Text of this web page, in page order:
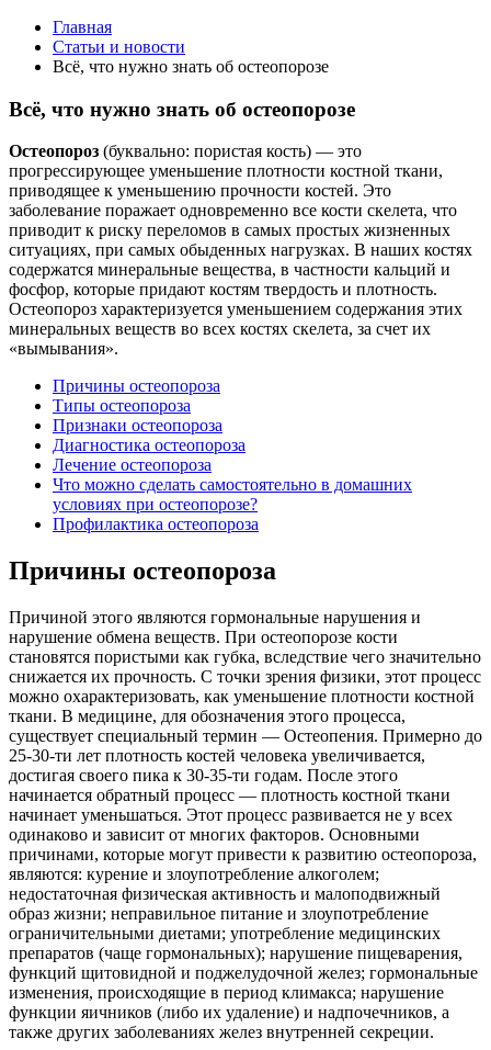
Главная
Статьи и новости
Всё, что нужно знать об остеопорозе
Всё, что нужно знать об остеопорозе
Остеопороз (буквально: пористая кость) — это
прогрессирующее уменьшение плотности костной ткани,
приводящее к уменьшению прочности костей. Это
заболевание поражает одновременно все кости скелета, что
приводит к риску переломов в самых простых жизненных
ситуациях, при самых обыденных нагрузках. В наших костях
содержатся минеральные вещества, в частности кальций и
фосфор, которые придают костям твердость и плотность.
Остеопороз характеризуется уменьшением содержания этих
минеральных веществ во всех костях скелета, за счет их
«вымывания».
Причины остеопороза
Типы остеопороза
Признаки остеопороза
Диагностика остеопороза
Лечение остеопороза
Что можно сделать самостоятельно в домашних
условиях при остеопорозе?
Профилактика остеопороза
Причины остеопороза
Причиной этого являются гормональные нарушения и
нарушение обмена веществ. При остеопорозе кости
становятся пористыми как губка, вследствие чего значительно
снижается их прочность. С точки зрения физики, этот процесс
можно охарактеризовать, как уменьшение плотности костной
ткани. В медицине, для обозначения этого процесса,
существует специальный термин — Остеопения. Примерно до
25-30-ти лет плотность костей человека увеличивается,
достигая своего пика к 30-35-ти годам. После этого
начинается обратный процесс — плотность костной ткани
начинает уменьшаться. Этот процесс развивается не у всех
одинаково и зависит от многих факторов. Основными
причинами, которые могут привести к развитию остеопороза,
являются: курение и злоупотребление алкоголем;
недостаточная физическая активность и малоподвижный
образ жизни; неправильное питание и злоупотребление
ограничительными диетами; употребление медицинских
препаратов (чаще гормональных); нарушение пищеварения,
функций щитовидной и поджелудочной желез; гормональные
изменения, происходящие в период климакса; нарушение
функции яичников (либо их удаление) и надпочечников, а
также других заболеваниях желез внутренней секреции.